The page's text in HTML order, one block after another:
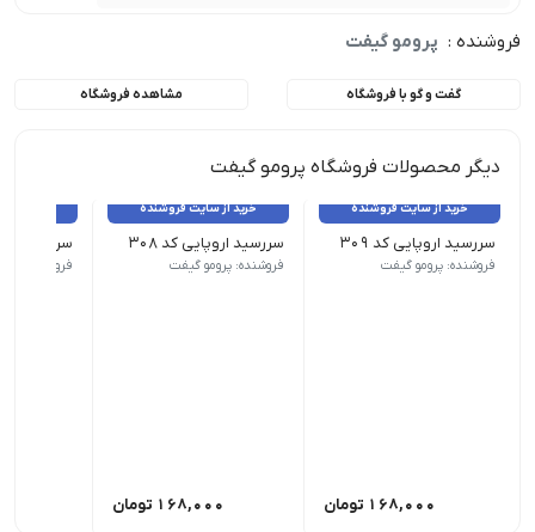
فروشنده : پرومو گیفت
گفت و گو با فروشگاه مشاهده فروشگاه
دیگر محصولات فروشگاه پرومو گیفت
خرید از سایت فروشنده
سررسید اروپایی کد 309
نوع سررسید (سالنامه) اروپایی | ابعاد 13.5×22 | صفحات روزشمار (جمعه مشترک) | صفحات داخلی دو رنگ
فروشنده: پرومو گیفت
168,000 تومان
خرید از سایت فروشنده
سررسید اروپایی کد 308
نوع سررسید (سالنامه) اروپایی | ابعاد 13.5×22 | صفحات روزشمار (جمعه مشترک) | صفحات داخلی دو رنگ
فروشنده: پرومو گیفت
168,000 تومان
سررسید
نوع سررسید (سالنامه)
فروشنده: